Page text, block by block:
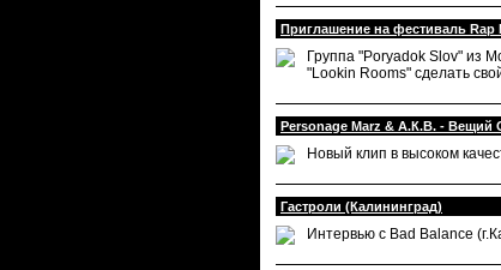
Приглашение на фестиваль Rap
Группа "Poryadok Slov" из
"Lookin Rooms" сделать
Personage Marz & А.К.В. - Вещий
Новый клип в высоком
Гастроли (Калининград)
Интервью с Bad Balance